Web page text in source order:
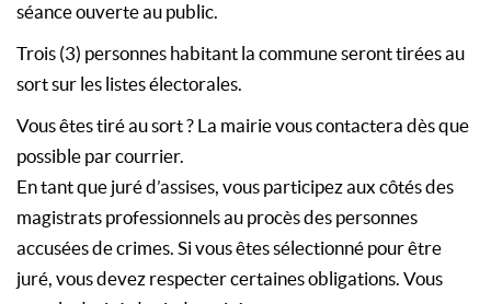
séance ouverte au public.
Trois (3) personnes habitant la commune seront tirées au
sort sur les listes électorales.
Vous êtes tiré au sort ? La mairie vous contactera dès que
possible par courrier.
En tant que juré d’assises, vous participez aux côtés des
magistrats professionnels au procès des personnes
accusées decrimes. Si vous êtes sélectionné pour être
juré, vous devez respecter certaines obligations. Vous